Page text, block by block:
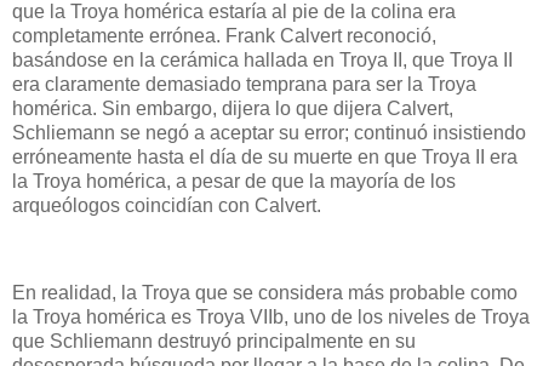
que la Troya homérica estaría al pie de la colina era
completamente errónea. Frank Calvert reconoció,
basándose en la cerámica hallada en Troya II, que Troya II
era claramente demasiado temprana para ser la Troya
homérica. Sin embargo, dijera lo que dijera Calvert,
Schliemann se negó a aceptar su error; continuó insistiendo
erróneamente hasta el día de su muerte en que Troya II era
la Troya homérica, a pesar de que la mayoría de los
arqueólogos coincidían con Calvert.
En realidad, la Troya que se considera más probable como
la Troya homérica es Troya VIIb, uno de los niveles de Troya
que Schliemann destruyó principalmente en su